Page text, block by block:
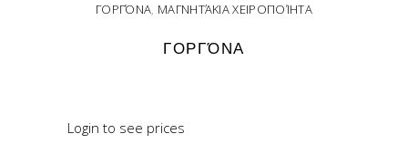
ΓΟΡΓΌΝΑ, ΜΑΓΝΗΤΆΚΙΑ ΧΕΙΡΟΠΟΊΗΤΑ
ΓΟΡΓΌΝΑ
Login to see prices